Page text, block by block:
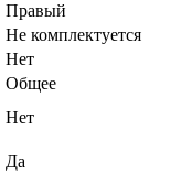
Правый
Не комплектуется
Нет
Общее
Нет
Да